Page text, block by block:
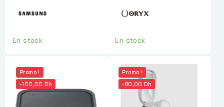
En stock En stock
Promo !
-100,00 Dh
Promo !
-80,00 Dh